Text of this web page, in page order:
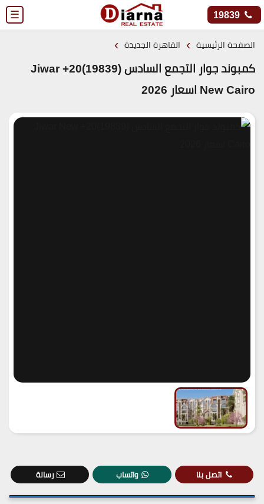
☰ 19839
الصفحة الرئيسية › القاهرة الجديدة ›
كمبوند جوار التجمع السادس (19839)20+ Jiwar
New Cairo اسعار 2026
اتصل بنا واتساب رسالة